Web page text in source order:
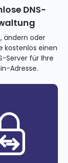
DNS-
ändern oder
kostenlos einen
Server für Ihre
Adresse.